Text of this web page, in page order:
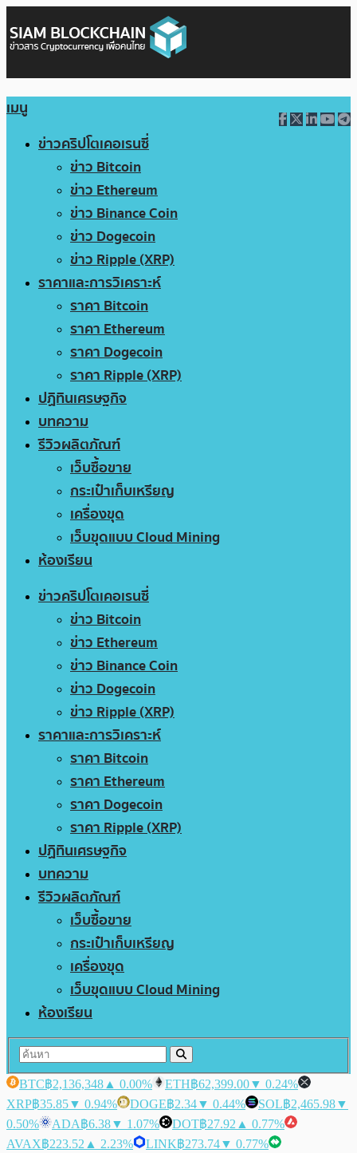
เมนู
ข่าวคริปโตเคอเรนซี่
ข่าว Bitcoin
ข่าว Ethereum
ข่าว Binance Coin
ข่าว Dogecoin
ข่าว Ripple (XRP)
ราคาและการวิเคราะห์
ราคา Bitcoin
ราคา Ethereum
ราคา Dogecoin
ราคา Ripple (XRP)
ปฏิทินเศรษฐกิจ
บทความ
รีวิวผลิตภัณฑ์
เว็บซื้อขาย
กระเป๋าเก็บเหรียญ
เครื่องขุด
เว็บขุดแบบ Cloud Mining
ห้องเรียน
ข่าวคริปโตเคอเรนซี่
ข่าว Bitcoin
ข่าว Ethereum
ข่าว Binance Coin
ข่าว Dogecoin
ข่าว Ripple (XRP)
ราคาและการวิเคราะห์
ราคา Bitcoin
ราคา Ethereum
ราคา Dogecoin
ราคา Ripple (XRP)
ปฏิทินเศรษฐกิจ
บทความ
รีวิวผลิตภัณฑ์
เว็บซื้อขาย
กระเป๋าเก็บเหรียญ
เครื่องขุด
เว็บขุดแบบ Cloud Mining
ห้องเรียน
BTC฿2,136,348 ▲ 0.00% ETH฿62,399.00▼ 0.24%
XRP฿35.85▼ 0.94% DOGE฿2.34▼ 0.44% SOL฿2,465.98▼
0.50%
ADA฿6.38▼ 1.07% DOT฿27.92 ▲ 0.77%
AVAX฿223.52 ▲ 2.23% LINK฿273.74▼ 0.77%